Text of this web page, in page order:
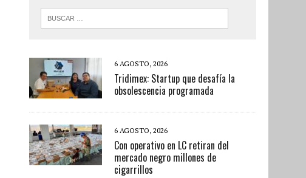
6 AGOSTO, 2026
Tridimex: Startup que desafía la
obsolescencia programada
6 AGOSTO, 2026
Con operativo en LC retiran del
mercado negro millones de
cigarrillos